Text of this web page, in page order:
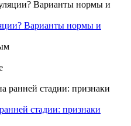
Варианты нормы и
стадии: признаки